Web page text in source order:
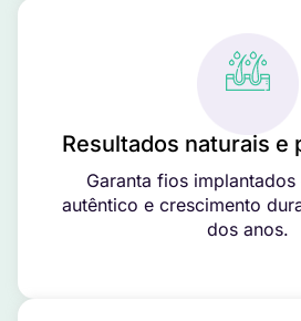
Resultados naturais e
Garanta fios
autêntico e crescimento
dos anos.